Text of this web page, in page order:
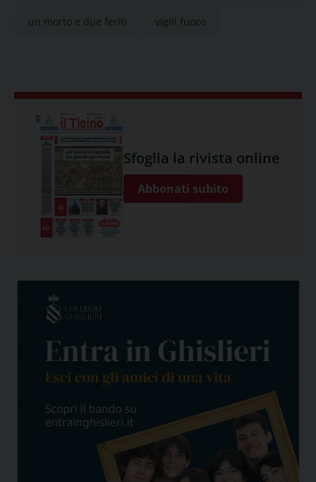
un morto e due feriti vigili fuoco
Sfoglia la rivista online
Abbonati subito